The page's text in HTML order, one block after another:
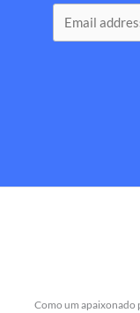
Como um apaixonado